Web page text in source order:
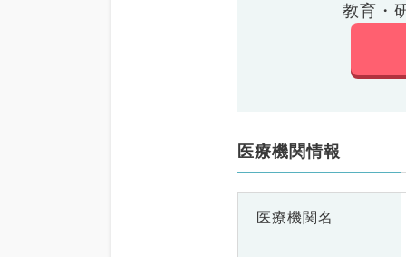
教育・
医療機関情報
医療機関名